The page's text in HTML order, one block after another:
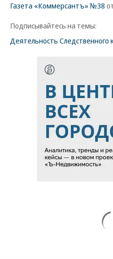
Газета «Коммерсантъ» №38
Подписывайтесь на темы:
Деятельность Следственного